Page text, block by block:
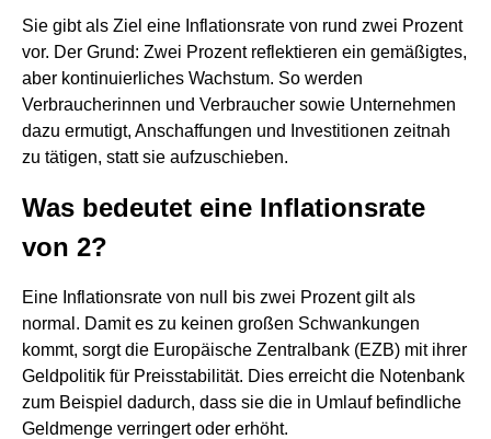
Sie gibt als Ziel eine Inflationsrate von rund zwei Prozent
vor. Der Grund: Zwei Prozent reflektieren ein gemäßigtes,
aber kontinuierliches Wachstum. So werden
Verbraucherinnen und Verbraucher sowie Unternehmen
dazu ermutigt, Anschaffungen und Investitionen zeitnah
zu tätigen, statt sie aufzuschieben.
Was bedeutet eine Inflationsrate
von 2?
Eine Inflationsrate von null bis zwei Prozent gilt als
normal. Damit es zu keinen großen Schwankungen
kommt, sorgt die Europäische Zentralbank (EZB) mit ihrer
Geldpolitik für Preisstabilität. Dies erreicht die Notenbank
zum Beispiel dadurch, dass sie die in Umlauf befindliche
Geldmenge verringert oder erhöht.